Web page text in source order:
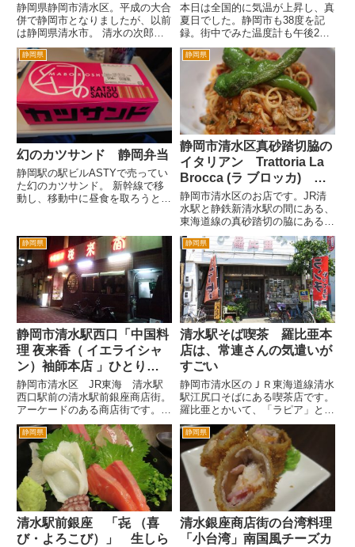
静岡県静岡市清水区。平成の大合
併で静岡市となりましたが、以前
は静岡県清水市。 清水の次郎長
で有名な場所です。また富士山と
ともに世界遺産に登録された三保
の松原も有名です。 三保の松
原は、松平健のテレビ時代劇「暴
れん坊将軍」で、松平健が富士
山...
本日は全国的に気温が上昇し、真
夏日でした。静岡市も38度を記
録。街中でみた温度計も午後2時
ころで36度でした。 そんな暑
い静岡市清水区のJR東海道線清
水駅西口前にある中華料理「やす
い軒」さんにいきました。 駅
を降りて、暑くて、どこへ行こ...
静岡県
幻のカツサンド 静岡弁当
静岡駅の駅ビルASTYで売ってい
た幻のカツサンド。 新幹線で移
動し、移動中に昼食を取ろうとお
ンパクトがありました。箱のサイ
ドに大きくカタカナでカツサンド
とあります。 価格は550円...
静岡県
静岡市清水区真砂踏切脇の
イタリアン Trattoria La
Brocca (ラ ブロッカ) お
いしかった
静岡市清水区のお店です。JR清
水駅と静鉄新清水駅の間にある、
東海道線の真砂踏切の脇にあるイ
タリアンのお店「Trattoria La
Brocca (ラ ブロッカ)」さんに初
訪問です。 踏切を横断するた
びに気になっていたんですが、先
日地元の...
静岡県
静岡市清水駅西口「中国料
理 夜来香（ イエライシャ
ン）袖師本店 」ひとりメ
シ
静岡市清水区 JR東海 清水駅
西口駅前の清水駅前銀座商店街。
アーケードのある商店街です。
きょうは珍しくひとり飯。ひとり
でお店入るの苦手なんですよね
え。いろいろ店の前まで行くけ
ど、なかなか入れず。 何軒も回
った挙句、コンビニなんてことも
あり...
静岡県
清水駅そば喫茶 羅比亜本
店は、常連さんの気遣いが
すごい
静岡市清水区のＪＲ東海道線清水
駅江尻口そばにある喫茶店です。
羅比亜とかいて、「ラピア」と読
むようです。 羅比亜 本店とあ
るのは、支店があるのでしょう
か。確認していませんからわかり
ません。 清水駅からは、３分
ぐらいです。駅ロータリー脇の通
称...
静岡県
清水駅前銀座 「㐂 （喜
び・よろこび）」 生しら
静岡県
清水銀座商店街の台湾料理
「小台湾」南国風チーズカ